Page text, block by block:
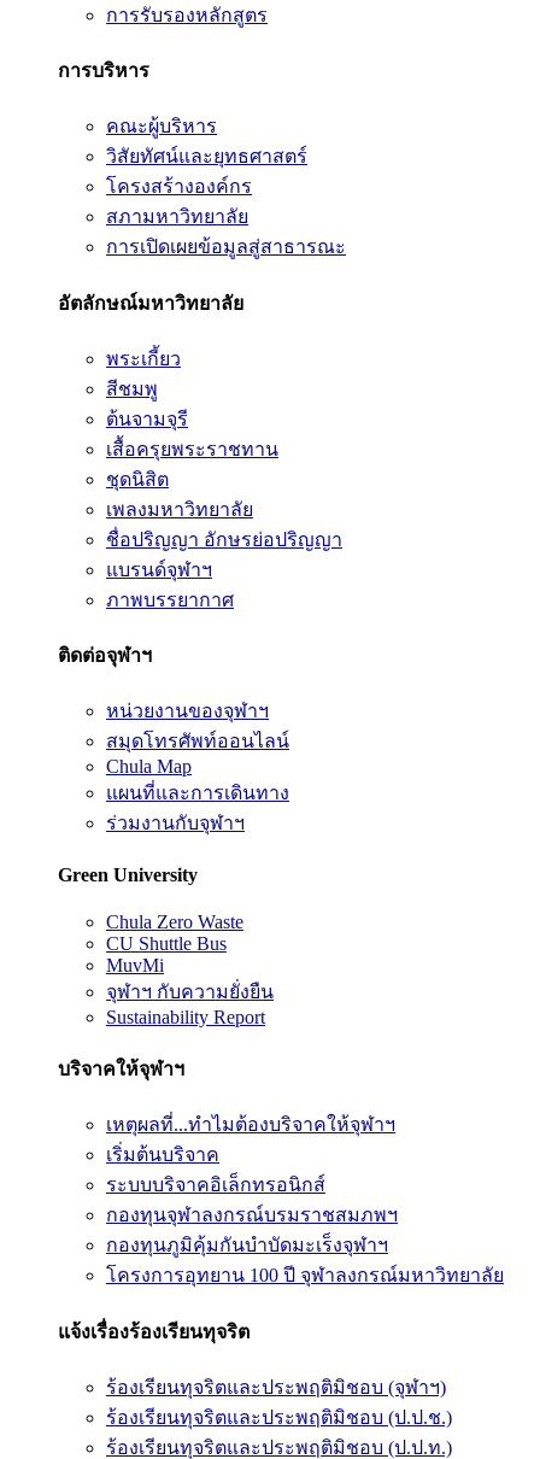
การรับรองหลักสูตร
การบริหาร
คณะผู้บริหาร
วิสัยทัศน์และยุทธศาสตร์
โครงสร้างองค์กร
สภามหาวิทยาลัย
การเปิดเผยข้อมูลสู่สาธารณะ
อัตลักษณ์มหาวิทยาลัย
พระเกี้ยว
สีชมพู
ต้นจามจุรี
เสื้อครุยพระราชทาน
ชุดนิสิต
เพลงมหาวิทยาลัย
ชื่อปริญญา อักษรย่อปริญญา
แบรนด์จุฬาฯ
ภาพบรรยากาศ
ติดต่อจุฬาฯ
หน่วยงานของจุฬาฯ
สมุดโทรศัพท์ออนไลน์
Chula Map
แผนที่และการเดินทาง
ร่วมงานกับจุฬาฯ
Green University
Chula Zero Waste
CU Shuttle Bus
MuvMi
จุฬาฯ กับความยั่งยืน
Sustainability Report
บริจาคให้จุฬาฯ
เหตุผลที่...ทำไมต้องบริจาคให้จุฬาฯ
เริ่มต้นบริจาค
ระบบบริจาคอิเล็กทรอนิกส์
กองทุนจุฬาลงกรณ์บรมราชสมภพฯ
กองทุนภูมิคุ้มกันบำบัดมะเร็งจุฬาฯ
โครงการอุทยาน 100 ปี จุฬาลงกรณ์มหาวิทยาลัย
แจ้งเรื่องร้องเรียนทุจริต
ร้องเรียนทุจริตและประพฤติมิชอบ (จุฬาฯ)
ร้องเรียนทุจริตและประพฤติมิชอบ (ป.ป.ช.)
ร้องเรียนทุจริตและประพฤติมิชอบ (ป.ป.ท.)